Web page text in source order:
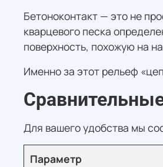
Бетоноконтакт — это не
кварцевого песка
поверхность, похожую на
Именно за этот рельеф
Для вашего удобства мы
Параметр